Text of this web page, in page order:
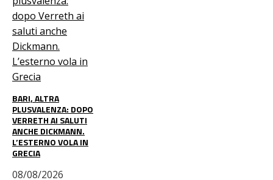
BARI, ALTRA
PLUSVALENZA: DOPO
VERRETH AI SALUTI
ANCHE DICKMANN.
L’ESTERNO VOLA IN
GRECIA
08/08/2026